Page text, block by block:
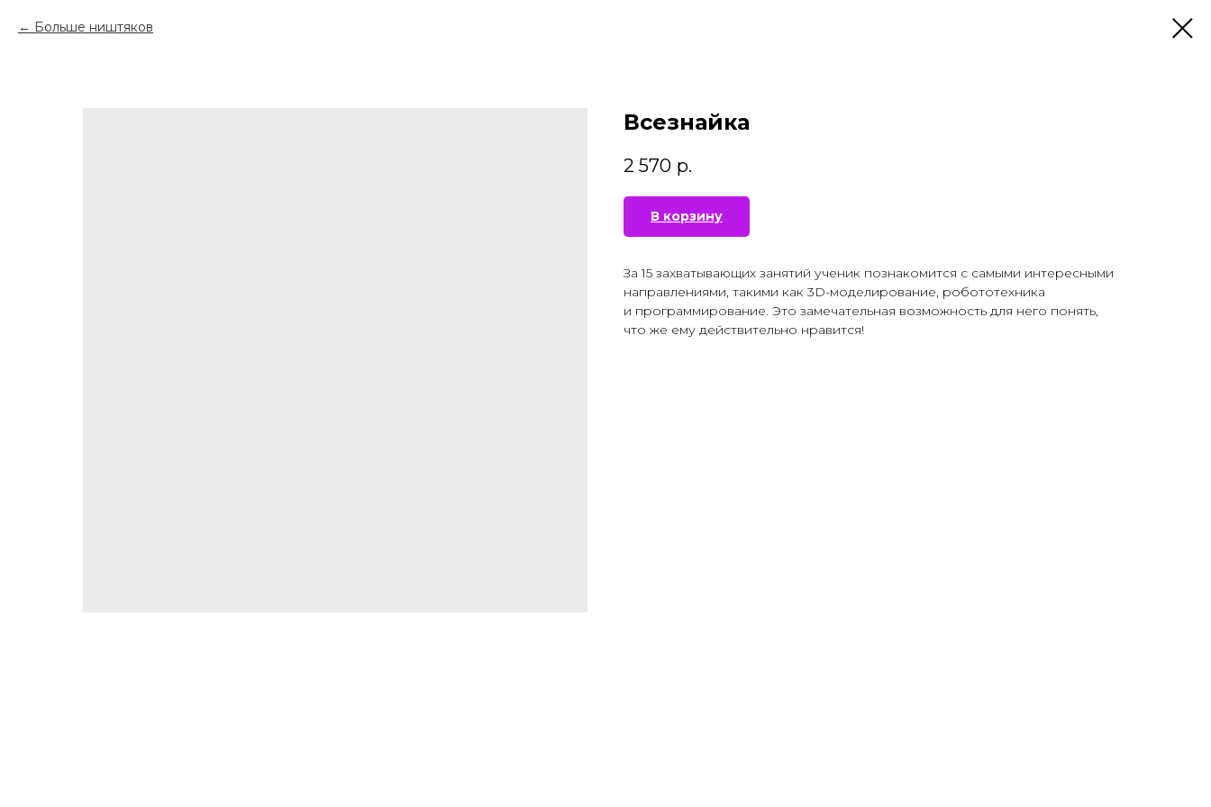
Больше ништяков
Всезнайка
2 570 р.
В корзину
За 15 захватывающих занятий ученик познакомится с самыми интересными
направлениями, такими как 3D-моделирование, робототехника
и программирование. Это замечательная возможность для него понять,
что же ему действительно нравится!